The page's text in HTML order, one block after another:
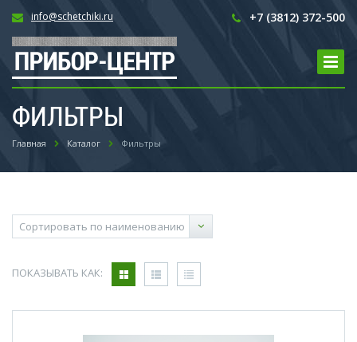
+7 (3812) 372-500
info@schetchiki.ru
ФИЛЬТРЫ
Главная Каталог Фильтры
ПОКАЗЫВАТЬ КАК: